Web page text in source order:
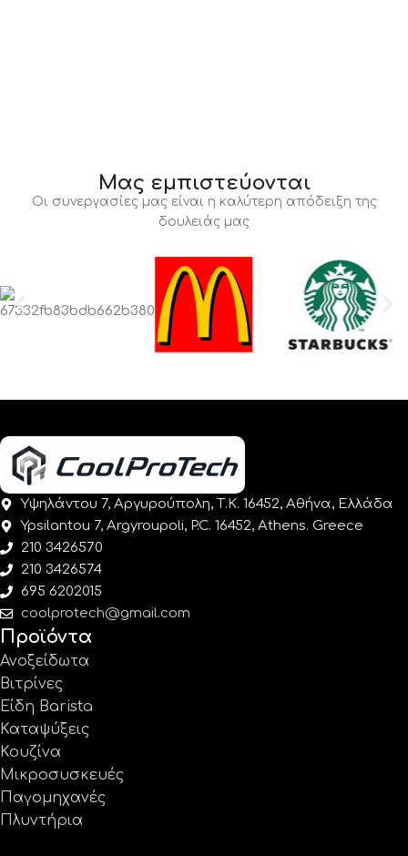
Μας εμπιστεύονται
Οι συνεργασίες μας είναι η καλύτερη απόδειξη της
δουλειάς μας
Υψηλάντου 7, Αργυρούπολη, Τ.Κ. 16452, Αθήνα, Ελλάδα
Ypsilantou 7, Argyroupoli, P.C. 16452, Athens. Greece
210 3426570
210 3426574
695 6202015
coolprotech@gmail.com
Προϊόντα
Ανοξείδωτα
Βιτρίνες
Είδη Barista
Καταψύξεις
Κουζίνα
Μικροσυσκευές
Παγομηχανές
Πλυντήρια